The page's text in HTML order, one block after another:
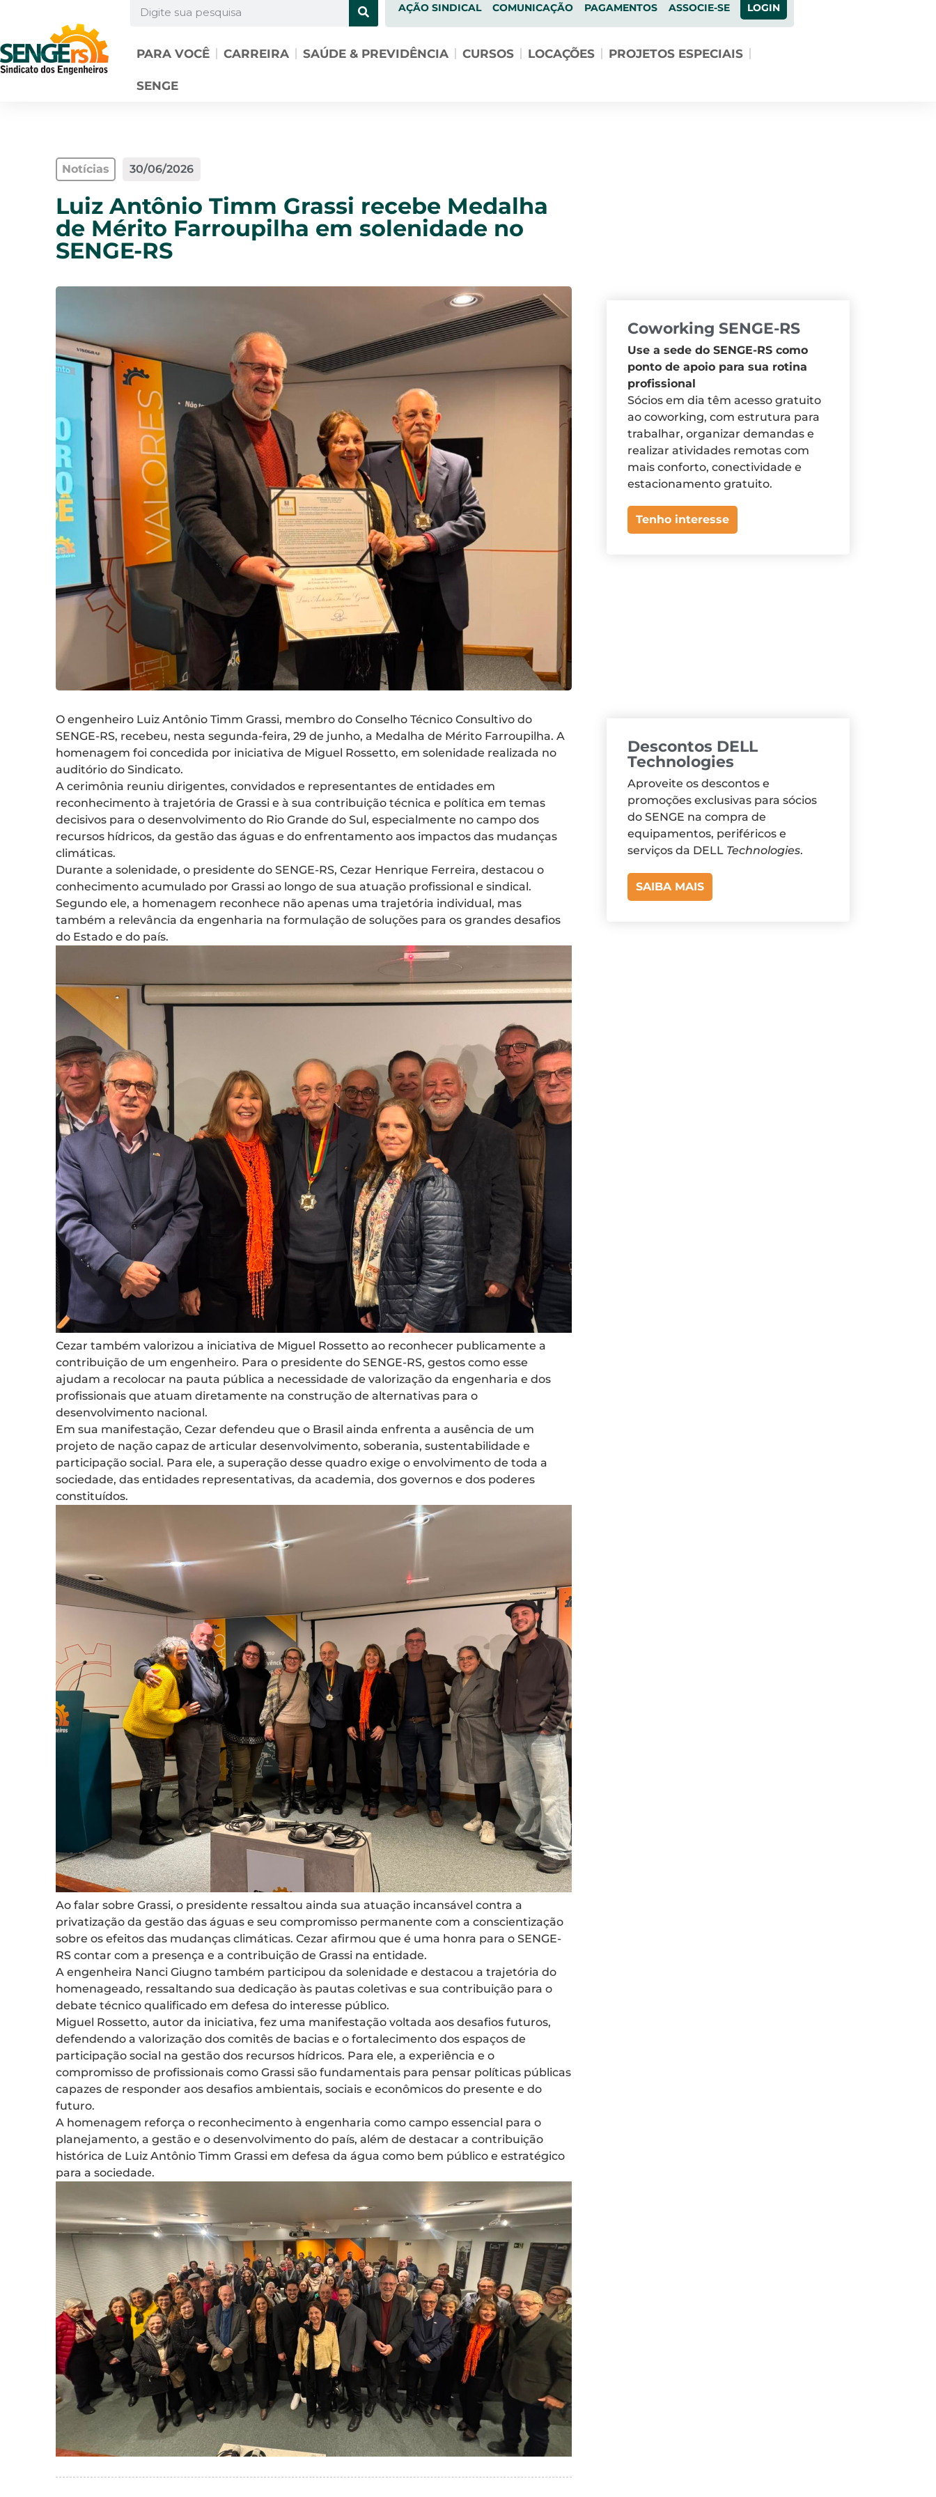
AÇÃO SINDICAL COMUNICAÇÃO PAGAMENTOS ASSOCIE-SE LOGIN
PARA VOCÊ CARREIRA SAÚDE & PREVIDÊNCIA CURSOS LOCAÇÕES PROJETOS ESPECIAIS
SENGE
Notícias 30/06/2026
Luiz Antônio Timm Grassi recebe Medalha
de Mérito Farroupilha em solenidade no
SENGE-RS
O engenheiro Luiz Antônio Timm Grassi, membro do Conselho Técnico Consultivo do
SENGE-RS, recebeu, nesta segunda-feira, 29 de junho, a Medalha de Mérito Farroupilha. A
homenagem foi concedida por iniciativa de Miguel Rossetto, em solenidade realizada no
auditório do Sindicato.
A cerimônia reuniu dirigentes, convidados e representantes de entidades em
reconhecimento à trajetória de Grassi e à sua contribuição técnica e política em temas
decisivos para o desenvolvimento do Rio Grande do Sul, especialmente no campo dos
recursos hídricos, da gestão das águas e do enfrentamento aos impactos das mudanças
climáticas.
Durante a solenidade, o presidente do SENGE-RS, Cezar Henrique Ferreira, destacou o
conhecimento acumulado por Grassi ao longo de sua atuação profissional e sindical.
Segundo ele, a homenagem reconhece não apenas uma trajetória individual, mas
também a relevância da engenharia na formulação de soluções para os grandes desafios
do Estado e do país.
Cezar também valorizou a iniciativa de Miguel Rossetto ao reconhecer publicamente a
contribuição de um engenheiro. Para o presidente do SENGE-RS, gestos como esse
ajudam a recolocar na pauta pública a necessidade de valorização da engenharia e dos
profissionais que atuam diretamente na construção de alternativas para o
desenvolvimento nacional.
Em sua manifestação, Cezar defendeu que o Brasil ainda enfrenta a ausência de um
projeto de nação capaz de articular desenvolvimento, soberania, sustentabilidade e
participação social. Para ele, a superação desse quadro exige o envolvimento de toda a
sociedade, das entidades representativas, da academia, dos governos e dos poderes
constituídos.
Ao falar sobre Grassi, o presidente ressaltou ainda sua atuação incansável contra a
privatização da gestão das águas e seu compromisso permanente com a conscientização
sobre os efeitos das mudanças climáticas. Cezar afirmou que é uma honra para o SENGE-
RS contar com a presença e a contribuição de Grassi na entidade.
A engenheira Nanci Giugno também participou da solenidade e destacou a trajetória do
homenageado, ressaltando sua dedicação às pautas coletivas e sua contribuição para o
debate técnico qualificado em defesa do interesse público.
Miguel Rossetto, autor da iniciativa, fez uma manifestação voltada aos desafios futuros,
defendendo a valorização dos comitês de bacias e o fortalecimento dos espaços de
participação social na gestão dos recursos hídricos. Para ele, a experiência e o
compromisso de profissionais como Grassi são fundamentais para pensar políticas públicas
capazes de responder aos desafios ambientais, sociais e econômicos do presente e do
futuro.
A homenagem reforça o reconhecimento à engenharia como campo essencial para o
planejamento, a gestão e o desenvolvimento do país, além de destacar a contribuição
histórica de Luiz Antônio Timm Grassi em defesa da água como bem público e estratégico
para a sociedade.
Coworking SENGE-RS
Use a sede do SENGE-RS como
ponto de apoio para sua rotina
profissional
Sócios em dia têm acesso gratuito
ao coworking, com estrutura para
trabalhar, organizar demandas e
realizar atividades remotas com
mais conforto, conectividade e
estacionamento gratuito.
Tenho interesse
Descontos DELL
Technologies
Aproveite os descontos e
promoções exclusivas para sócios
do SENGE na compra de
equipamentos, periféricos e
serviços da DELL Technologies.
SAIBA MAIS